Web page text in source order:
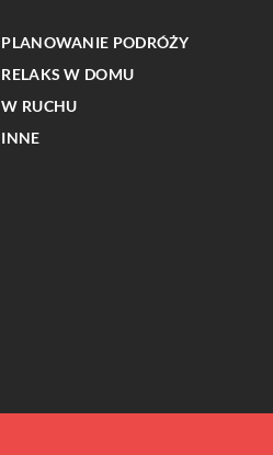
PLANOWANIE PODRÓŻY
RELAKS W DOMU
W RUCHU
INNE